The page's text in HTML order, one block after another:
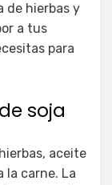
de hierbas y
a tus
para
soja
aceite
la carne. La